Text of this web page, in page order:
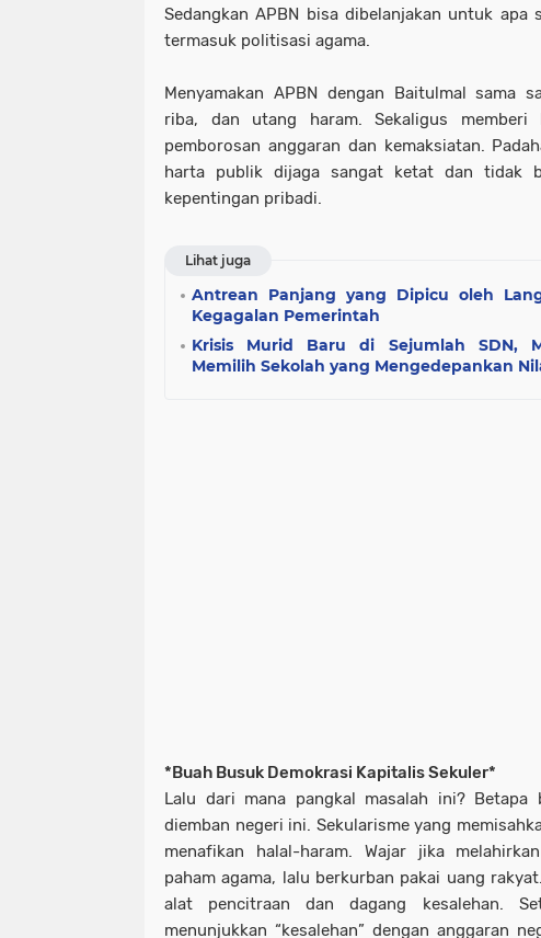
Sedangkan APBN bisa dibelanjakan untuk apa
termasuk politisasi agama.
Menyamakan APBN dengan Baitulmal sama
riba, dan utang haram. Sekaligus memberi
pemborosan anggaran dan kemaksiatan.
harta publik dijaga sangat ketat dan tidak
kepentingan pribadi.
Lihat juga
Antrean Panjang yang Dipicu oleh
Kegagalan Pemerintah
Krisis Murid Baru di Sejumlah SDN,
Memilih Sekolah yang Mengedepankan
*Buah Busuk Demokrasi Kapitalis Sekuler*
Lalu dari mana pangkal masalah ini? Betapa
diemban negeri ini. Sekularisme yang
menafikan halal-haram. Wajar jika
paham agama, lalu berkurban pakai uang
alat pencitraan dan dagang kesalehan.
menunjukkan “kesalehan” dengan anggaran